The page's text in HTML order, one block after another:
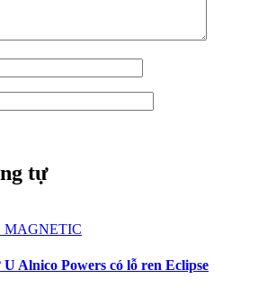
tự
MAGNETIC
Alnico Powers có lỗ ren Eclipse